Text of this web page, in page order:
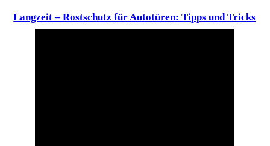
Langzeit – Rostschutz für Autotüren: Tipps und Tricks